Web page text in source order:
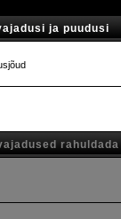
ja puudusi
rahuldada